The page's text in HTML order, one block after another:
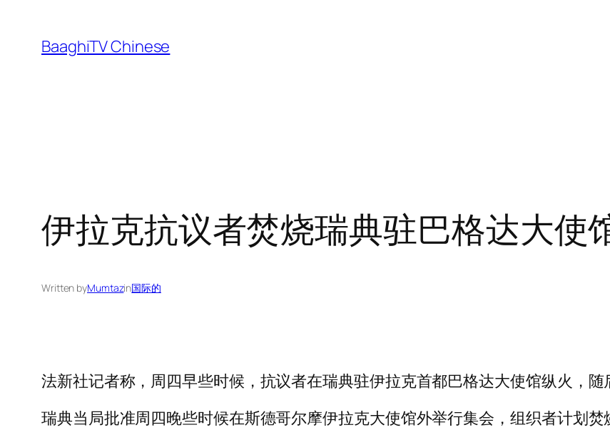
content
BaaghiTV Chinese
伊拉克抗议者焚烧瑞典驻巴格达大使
Written byMumtazin国际的
法新社记者称，周四早些时候，抗议者在瑞典驻伊拉克首都巴格达大使馆纵火，随
瑞典当局批准周四晚些时候在斯德哥尔摩伊拉克大使馆外举行集会，组织者计划焚